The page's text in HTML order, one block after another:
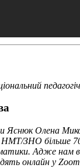
Яснюк Олена
ЗНО більше 70
Адже нам
онлайн у